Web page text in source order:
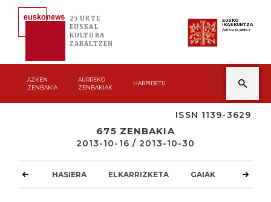
25 URTE
EUSKAL
KULTURA
ZABALTZEN
EUSKO
IKASKUNTZA
Asmoz ta jakitez
AZKEN
ZENBAKIA
AURREKO
ZENBAKIAK
HARPIDETU
ISSN 1139-3629
675 ZENBAKIA
2013-10-16 / 2013-10-30
HASIERA ELKARRIZKETA GAIAK